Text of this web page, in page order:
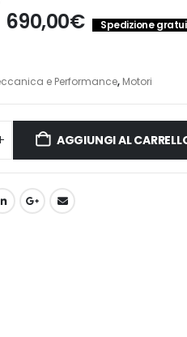
Il
prezzo
era:
800,00€.
690,00€Il
prezzo
è:
690,00€.
Spedizione
e Performance, Motori
AGGIUNGI AL